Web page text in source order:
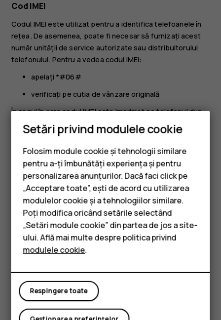
Smartphone-uri
Telefoane clasice
Accesorii
Tablete
Cod IMEI
Codul IMEI este utilizat pentru a identifica telefoanele în
rețea. De asemenea, poate fi necesar să furnizați acest
număr unității de service autorizate sau distribuitorului
telefonului. Pentru a vedea codul IMEI:
apelați *#06#
verificați pe cutia de vânzare originală
În cazul în care codul IMEI este imprimat pe telefonul dvs.,
îl puteți găsi, de exemplu, pe suportul cartelei SIM sau sub
capacul din spate, dacă telefonul dvs. are capac
detașabil.
Localizarea sau blocarea telefonului
Dacă vă pierdeți telefonul, puteți să îl găsiți, să îl blocați
sau să îl ștergeți de la distanță, în cazul în care v-ați
conectat la un cont Google. Caracteristica Găsește-mi
dispozitivul este activată implicit pe telefoanele asociate
cu un cont Google.
Pentru a utiliza caracteristica Găsește-mi dispozitivul,
Pornit
Autentificat la un Cont Google
Conectat la date mobile sau la Wi-Fi
Setări privind modulele cookie
Folosim module cookie și tehnologii similare
pentru a-ți îmbunătăți experiența și pentru
personalizarea anunțurilor. Dacă faci click pe
„Acceptare toate”, ești de acord cu utilizarea
modulelor cookie și a tehnologiilor similare.
Poți modifica oricând setările selectând
„Setări module cookie” din partea de jos a site-
ului. Află mai multe despre politica privind
modulele cookie.
Respingere toate